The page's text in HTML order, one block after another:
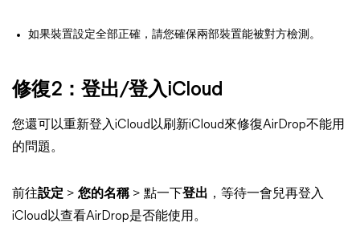
如果裝置設定全部正確，請您確保兩部裝置能被對方檢測。
修復2：登出/登入iCloud
您還可以重新登入iCloud以刷新iCloud來修復AirDrop不能用
的問題。
前往設定 > 您的名稱> 點一下登出 ，等待一會兒再登入
iCloud以查看AirDrop是否能使用。